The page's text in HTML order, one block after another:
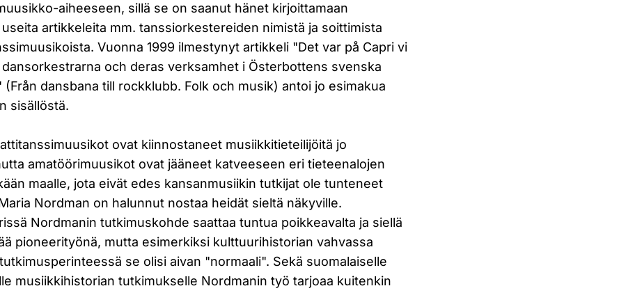
aiheeseen, sillä se on saanut hänet kirjoittamaan
artikkeleita mm. tanssiorkestereiden nimistä ja soittimista
Vuonna 1999 ilmestynyt artikkeli "Det var på Capri vi
och deras verksamhet i Österbottens svenska
(Från dansbana till rockklubb. Folk och musik) antoi jo esimakua
sisällöstä.
ovat kiinnostaneet musiikkitieteilijöitä jo
amatöörimuusikot ovat jääneet katveeseen eri tieteenalojen
maalle, jota eivät edes kansanmusiikin tutkijat ole tunteneet
Nordman on halunnut nostaa heidät sieltä näkyville.
Nordmanin tutkimuskohde saattaa tuntua poikkeavalta ja siellä
pioneerityönä, mutta esimerkiksi kulttuurihistorian vahvassa
se olisi aivan "normaali". Sekä suomalaiselle
musiikkihistorian tutkimukselle Nordmanin työ tarjoaa kuitenkin